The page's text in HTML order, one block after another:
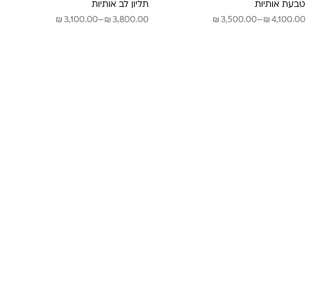
טבעת אותיות
₪ 3,500.00–₪ 4,100.00
טווח
תליון לב אותיות
₪ 3,100.00–₪ 3,800.00
טווח